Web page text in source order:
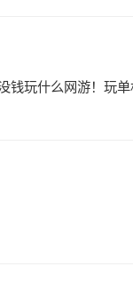
钱玩什么网游！玩